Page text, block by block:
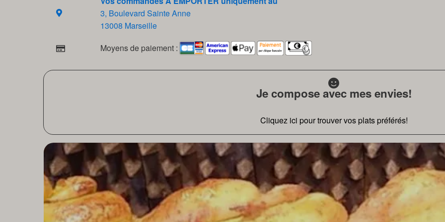
3, Boulevard Sainte Anne
13008 Marseille
Moyens de paiement :
Je compose avec mes envies!
Cliquez ici pour trouver vos plats préférés!